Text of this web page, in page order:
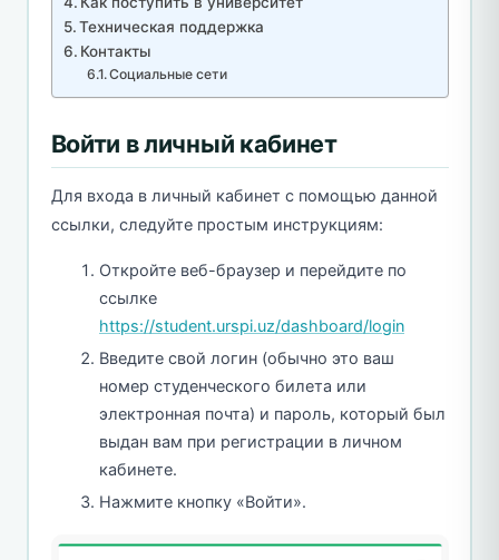
Техническая поддержка
Контакты
Социальные сети
Войти в личный кабинет
Для входа в личный кабинет с помощью данной
ссылки, следуйте простым инструкциям:
Откройте веб-браузер и перейдите по
ссылке
https://student.urspi.uz/dashboard/login
Введите свой логин (обычно это ваш
номер студенческого билета или
электронная почта) и пароль, который был
выдан вам при регистрации в личном
кабинете.
Нажмите кнопку «Войти».